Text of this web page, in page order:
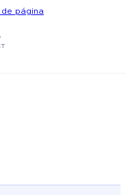
página